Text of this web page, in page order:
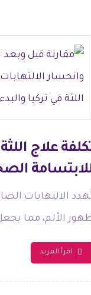
الالتهابات
الألم، مما
اقرأ المزيد